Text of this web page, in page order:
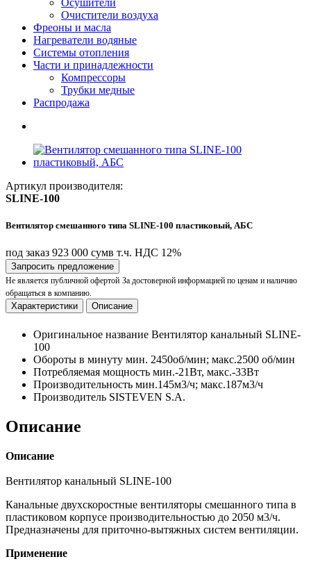
Очистители воздуха
Фреоны и масла
Нагреватели водяные
Системы отопления
Части и принадлежности
Компрессоры
Трубки медные
Раcпродажа
Артикул производителя:
SLINE-100
Вентилятор смешанного типа SLINE-100 пластиковый, АБС
под заказ 923 000 сумв т.ч. НДС 12%
Запросить предложение
Не является публичной офертой За достоверной информацией по ценам и наличию
обращаться в компанию.
Характеристики Описание
Оригинальное название Вентилятор канальный SLINE-
100
Обороты в минуту мин. 2450об/мин; макс.2500 об/мин
Потребляемая мощность мин.-21Вт, макс.-33Вт
Производительность мин.145м3/ч; макс.187м3/ч
Производитель SISTEVEN S.A.
Описание
Описание
Вентилятор канальный SLINE-100
Канальные двухскоростные вентиляторы смешанного типа в
пластиковом корпусе производительностью до 2050 м3/ч.
Предназначены для приточно-вытяжных систем вентиляции.
Применение